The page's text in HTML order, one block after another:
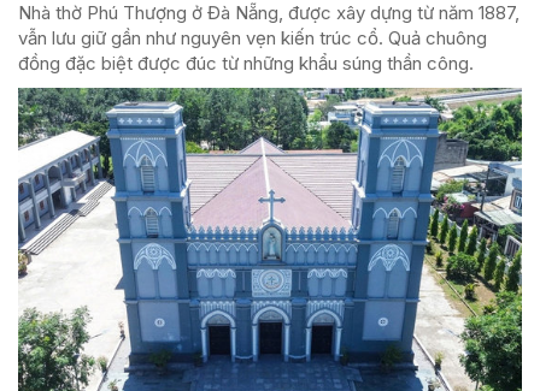
Nhà thờ Phú Thượng ở Đà Nẵng, được xây dựng từ năm 1887,
vẫn lưu giữ gần như nguyên vẹn kiến trúc cổ. Quả chuông
đồng đặc biệt được đúc từ những khẩu súng thần công.